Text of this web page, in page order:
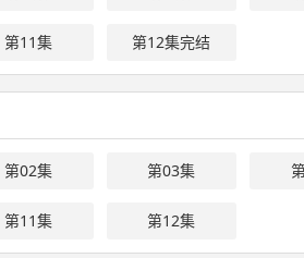
第11集 第12集完结
第02集 第03集
第11集 第12集